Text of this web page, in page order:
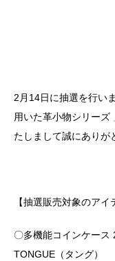
2月14日に抽選を行い
用いた革小物シリー
たしまして誠にありが
【抽選販売対象のアイ
〇多機能コインケース
TONGUE（タング）